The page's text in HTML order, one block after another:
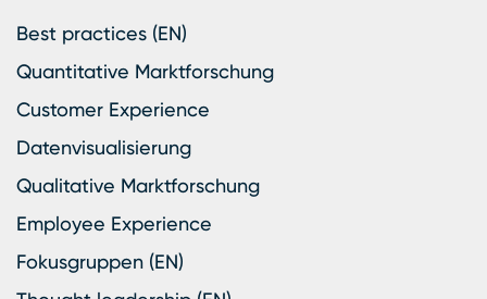
Best practices (EN)
Quantitative Marktforschung
Customer Experience
Datenvisualisierung
Qualitative Marktforschung
Employee Experience
Fokusgruppen (EN)